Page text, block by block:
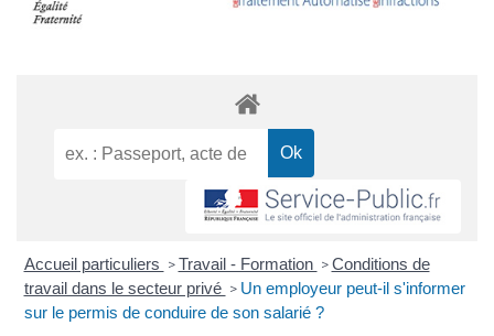
Accueil particuliers > Travail - Formation > Conditions de
travail dans le secteur privé > Un employeur peut-il s'informer
sur le permis de conduire de son salarié ?